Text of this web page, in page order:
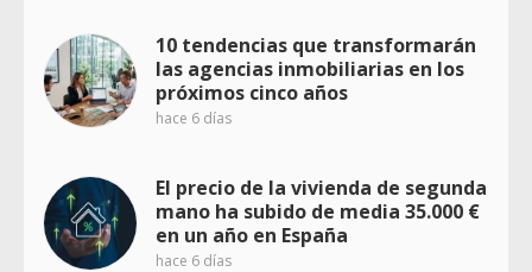
10 tendencias que transformarán
las agencias inmobiliarias en los
próximos cinco años
hace 6 días
El precio de la vivienda de segunda
mano ha subido de media 35.000 €
en un año en España
hace 6 días